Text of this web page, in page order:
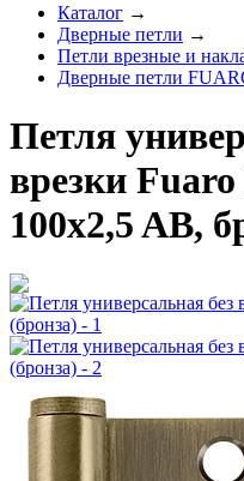
Каталог →
Дверные петли →
Петли врезные и
Дверные петли
Петля
врезки
100x2,5 AB,